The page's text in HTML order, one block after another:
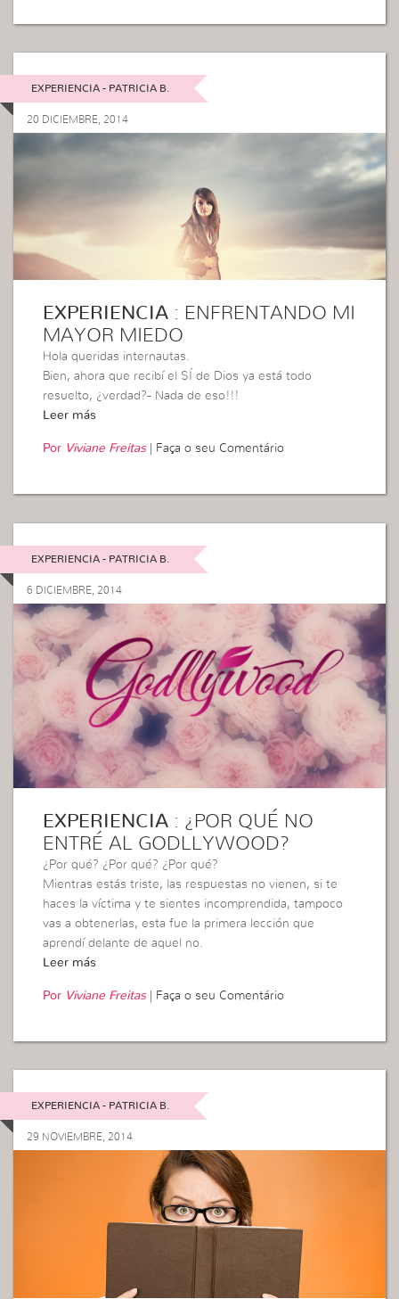
EXPERIENCIA - PATRICIA B.
20 DICIEMBRE, 2014
EXPERIENCIA : ENFRENTANDO MI
MAYOR MIEDO
Hola queridas internautas.
Bien, ahora que recibí el SÍ de Dios ya está todo
resuelto, ¿verdad?- Nada de eso!!!
Leer más
Por Viviane Freitas| Faça o seu Comentário
EXPERIENCIA - PATRICIA B.
6 DICIEMBRE, 2014
EXPERIENCIA : ¿POR QUÉ NO
ENTRÉ AL GODLLYWOOD?
¿Por qué? ¿Por qué? ¿Por qué?
Mientras estás triste, las respuestas no vienen, si te
haces la víctima y te sientes incomprendida, tampoco
vas a obtenerlas, esta fue la primera lección que
aprendí delante de aquel no.
Leer más
Por Viviane Freitas| Faça o seu Comentário
EXPERIENCIA - PATRICIA B.
29 NOVIEMBRE, 2014